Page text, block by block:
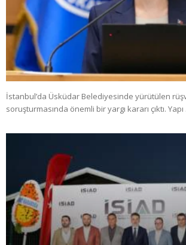
İstanbul’da Üsküdar Belediyesinde yürütülen
soruşturmasında önemli bir yargı kararı çıktı.